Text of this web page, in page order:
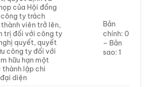
của Hội đồng
ty trách
viên trở lên,
trị đối với công ty
quyết, quyết
công ty đối với
hữu hạn một
thành lập chi
diện
Bản
chính: 0
– Bản
sao: 1